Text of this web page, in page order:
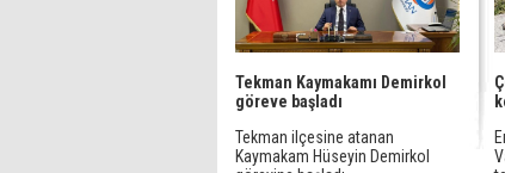
Tekman Kaymakamı Demirkol
göreve başladı
Tekman ilçesine atanan
Kaymakam Hüseyin Demirkol